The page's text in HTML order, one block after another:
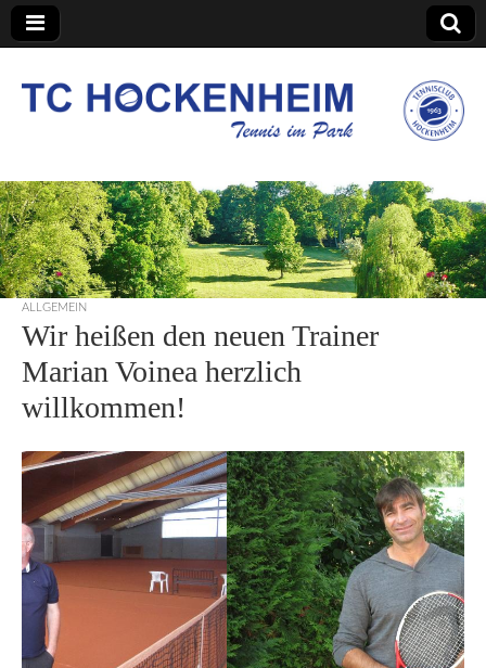
TC Hockenheim
ALLGEMEIN
Wir heißen den neuen Trainer
Marian Voinea herzlich
willkommen!